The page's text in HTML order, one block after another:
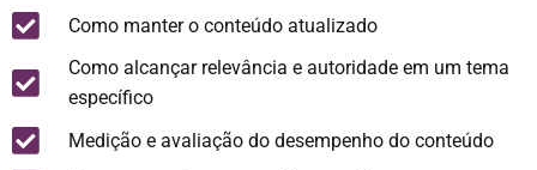
Como manter o conteúdo atualizado
Como alcançar relevância e autoridade em um tema
específico
Medição e avaliação do desempenho do conteúdo